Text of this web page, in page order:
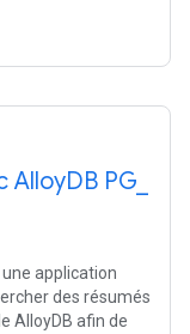
AlloyDB PG
application
des résumés
AlloyDB afin de